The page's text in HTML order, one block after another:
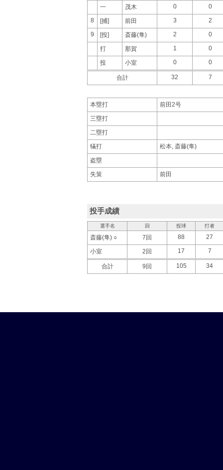
一 茂木 0
0
8
[捕] 前田 3
2
9
[投] 斎藤(隼) 2 0
打 那賀 1 0
投 小室 0 0
合計 32 7
本塁打
前田2号
三塁打
二塁打
犠打
松本, 斎藤(隼)
盗塁
失策
前田
投手成績
選手名 回 投球 打者
斎藤(隼) ○ 7回 88 27
小室 2回 17 7
合計 9回 105 34